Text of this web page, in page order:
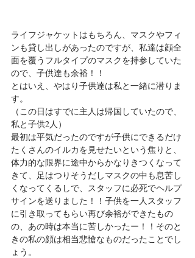
ライフジャケットはもちろん、マスクやフィ
ンも貸し出しがあったのですが、私達は顔全
面を覆うフルタイプのマスクを持参していた
ので、子供達も余裕！！
とはいえ、やはり子供達は私と一緒に潜りま
す。
（この日はすでに主人は帰国していたので、
私と子供2人）
最初は平気だったのですが子供にできるだけ
たくさんのイルカを見せたいという焦りと、
体力的な限界に途中からかなりきつくなって
きて、足はつりそうだしマスクの中も息苦し
くなってくるしで、スタッフに必死でヘルプ
サインを送りました！！子供を一人スタッフ
に引き取ってもらい再び余裕ができたもの
の、あの時は本当に苦しかったー！！そのと
きの私の顔は相当悲愴なものだったことでし
ょう。